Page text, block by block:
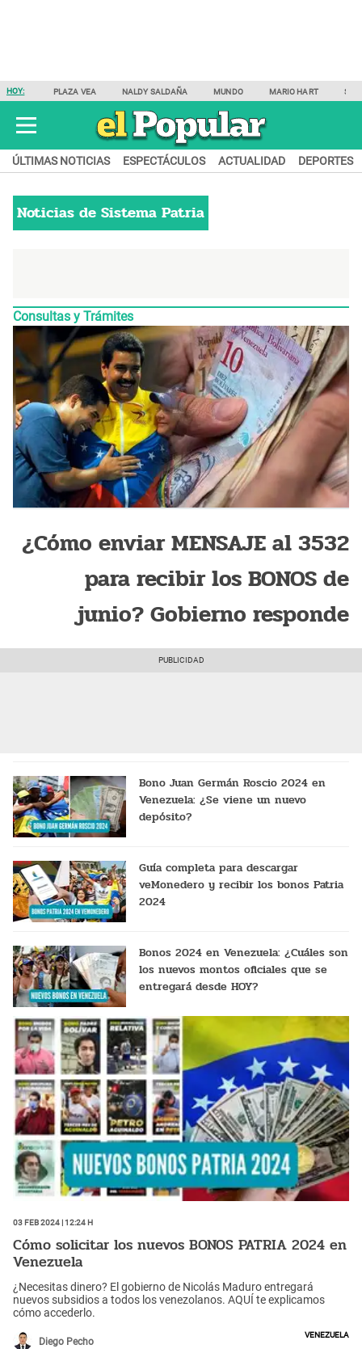
HOY: PLAZA VEA NALDY SALDAÑA MUNDO MARIO HART
ÚLTIMAS NOTICIAS ESPECTÁCULOS ACTUALIDAD DEPORTES
Noticias de Sistema Patria
Consultas y Trámites
¿Cómo enviar MENSAJE al 3532
para recibir los BONOS de
junio? Gobierno responde
Bono Juan Germán Roscio 2024 en
Venezuela: ¿Se viene un nuevo
depósito?
Guía completa para descargar
veMonedero y recibir los bonos Patria
2024
Bonos 2024 en Venezuela: ¿Cuáles son
los nuevos montos oficiales que se
entregará desde HOY?
03 Feb 2024 | 12:24 h
Cómo solicitar los nuevos BONOS PATRIA 2024 en
Venezuela
¿Necesitas dinero? El gobierno de Nicolás Maduro entregará
nuevos subsidios a todos los venezolanos. AQUÍ te explicamos
cómo accederlo.
Diego Pecho
Venezuela